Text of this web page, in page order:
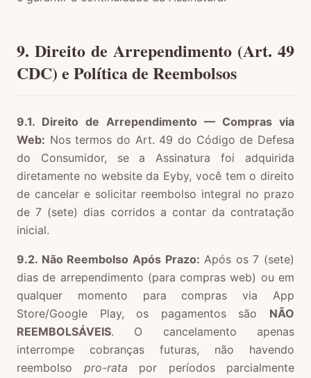
9. Direito de Arrependimento (Art. 49
CDC) e Política de Reembolsos
9.1. Direito de Arrependimento — Compras via
Web: Nos termos do Art. 49 do Código de Defesa
do Consumidor, se a Assinatura foi adquirida
diretamente no website da Eyby, você tem o direito
de cancelar e solicitar reembolso integral no prazo
de 7 (sete) dias corridos a contar da contratação
inicial.
9.2. Não Reembolso Após Prazo: Após os 7 (sete)
dias de arrependimento (para compras web) ou em
qualquer momento para compras via App
Store/Google Play, os pagamentos são
NÃO
REEMBOLSÁVEIS. O cancelamento apenas
interrompe cobranças futuras, não havendo
reembolso pro-rata por períodos parcialmente